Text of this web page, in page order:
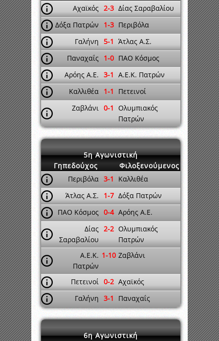
Αχαϊκός 2-3 Δίας Σαραβαλίου
Δόξα Πατρών
1-3 Περιβόλα
Γαλήνη 5-1 Άτλας Α.Σ.
Παναχαΐς 1-0 ΠΑΟ Κόσμος
Αρόης Α.Ε. 3-1 Α.Ε.Κ. Πατρών
Καλλιθέα 1-1
Πετεινοί
Ζαβλάνι 0-1 Ολυμπιακός
Πατρών
5η Αγωνιστική
Γηπεδούχος
Φιλοξενούμενος
Περιβόλα 3-1
Καλλιθέα
Άτλας Α.Σ.
1-7 Δόξα Πατρών
ΠΑΟ Κόσμος 0-4 Αρόης Α.Ε.
Δίας
Σαραβαλίου
2-2 Ολυμπιακός
Πατρών
Α.Ε.Κ.
Πατρών
1-10 Ζαβλάνι
Πετεινοί 0-2 Αχαϊκός
Γαλήνη 3-1 Παναχαΐς
6η Αγωνιστική